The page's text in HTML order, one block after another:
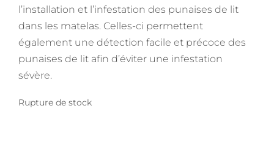
l’installation et l’infestation des punaises de lit
dans les matelas. Celles-ci permettent
également une détection facile et précoce des
punaises de lit afin d’éviter une infestation
sévère.
Rupture de stock